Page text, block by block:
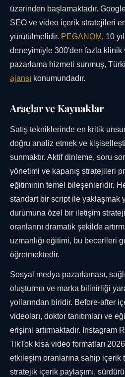
üzerinden başlamaktadır.
SEO ve video içerik stratejileri
yürütülmelidir. PEGANOM, 10
deneyimiyle 300'den fazla klinik
pazarlama hizmeti sunmuş,
ajansı konumundadır.
Araçlar ve Kaynaklar
Satış tekniklerinde en kritik
doğru analiz etmek ve
sunmaktır. Aktif dinleme, soru
yönetimi ve kapanış stratejileri
eğitiminin temel bileşenleridir.
standart bir script ile yaklaşmak
durumuna özel bir iletişim
oranlarını dramatik şekilde
uzmanlığı eğitimi, bu becerileri
öğretmektedir.
Sosyal medya pazarlaması,
oluşturma ve marka bilinirliği
yollarından biridir. Before-after
videoları, doktor tanıtımları ve
erişimi artırmaktadır. Instagram
TikTok kısa video formatları
etkileşim oranlarına sahip içerik
stratejik içerik paylaşımı,